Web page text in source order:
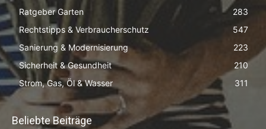
Ratgeber Garten
283
Rechtstipps & Verbraucherschutz
547
Sanierung & Modernisierung
223
Sicherheit & Gesundheit
210
Strom, Gas, Öl & Wasser
311
Beliebte Beiträge